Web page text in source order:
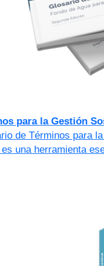
para la Gestión
de Términos para
una herramienta